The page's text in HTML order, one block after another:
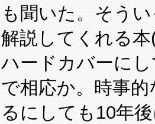
も聞いた。そう
解説してくれる
ハードカバーに
で相応か。時事
るにしても10年